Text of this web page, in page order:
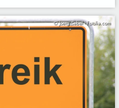
© Joerg Sabel - Fotolia.com